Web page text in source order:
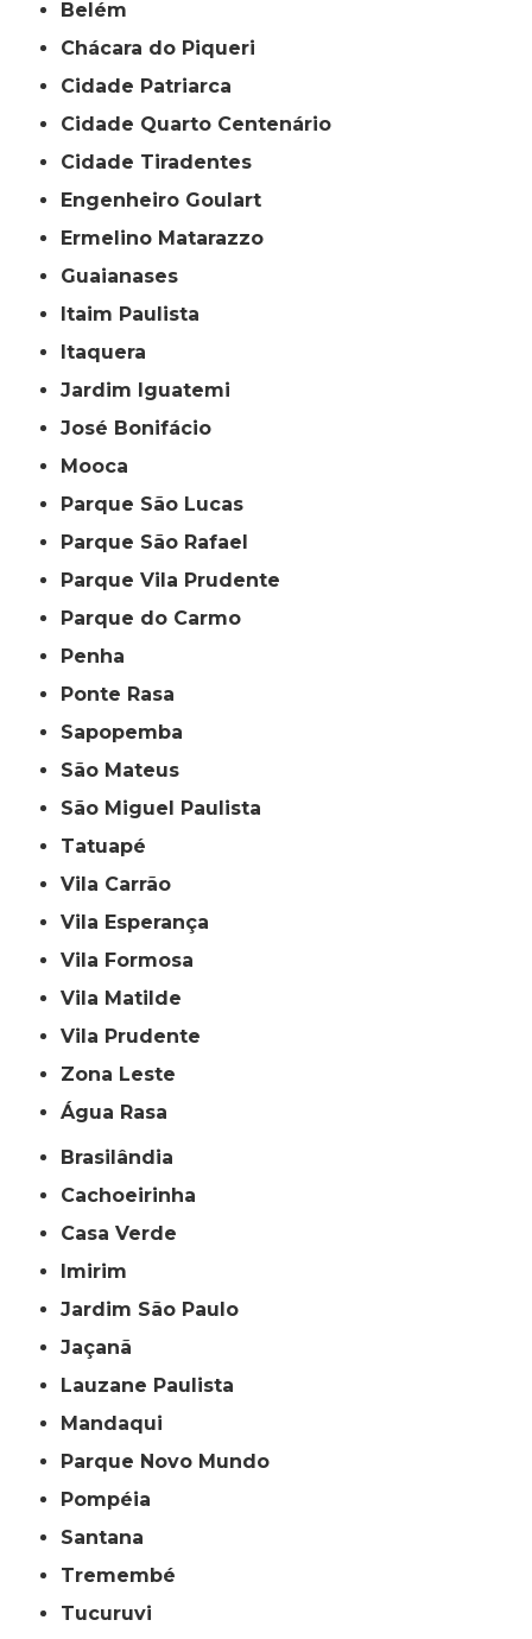
Belém
Chácara do Piqueri
Cidade Patriarca
Cidade Quarto Centenário
Cidade Tiradentes
Engenheiro Goulart
Ermelino Matarazzo
Guaianases
Itaim Paulista
Itaquera
Jardim Iguatemi
José Bonifácio
Mooca
Parque São Lucas
Parque São Rafael
Parque Vila Prudente
Parque do Carmo
Penha
Ponte Rasa
Sapopemba
São Mateus
São Miguel Paulista
Tatuapé
Vila Carrão
Vila Esperança
Vila Formosa
Vila Matilde
Vila Prudente
Zona Leste
Água Rasa
Brasilândia
Cachoeirinha
Casa Verde
Imirim
Jardim São Paulo
Jaçanã
Lauzane Paulista
Mandaqui
Parque Novo Mundo
Pompéia
Santana
Tremembé
Tucuruvi